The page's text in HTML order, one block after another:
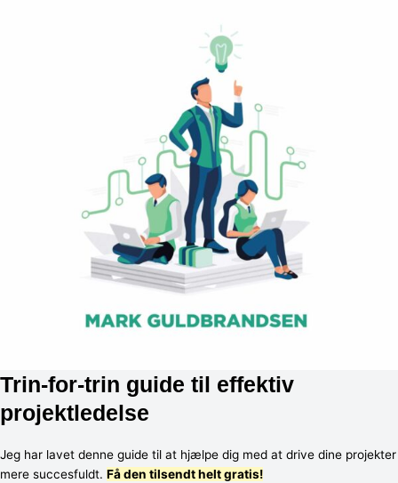
Trin-for-trin guide til effektiv
projektledelse
Jeg har lavet denne guide til at hjælpe dig med at drive dine projekter
mere succesfuldt. Få den tilsendt helt gratis!